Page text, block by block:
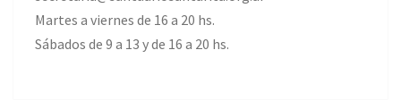
Martes a viernes de 16 a 20 hs.
Sábados de 9 a 13 y de 16 a 20 hs.